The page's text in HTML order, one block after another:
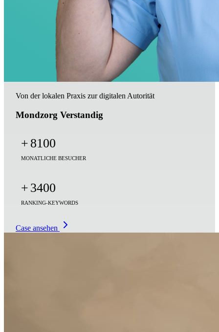
Von der lokalen Praxis zur digitalen Autorität
Mondzorg Verstandig
+ 8100
MONATLICHE BESUCHER
+ 3400
RANKING-KEYWORDS
Case ansehen